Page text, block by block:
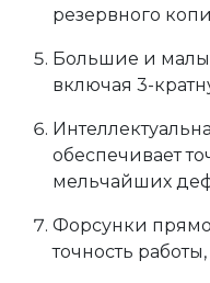
резервного
Большие и
включая 3-
обеспечивает
мельчайших
Форсунки
точность